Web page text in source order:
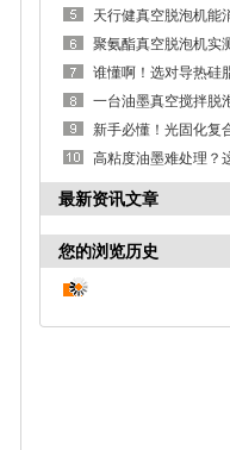
最新资讯文章
您的浏览历史